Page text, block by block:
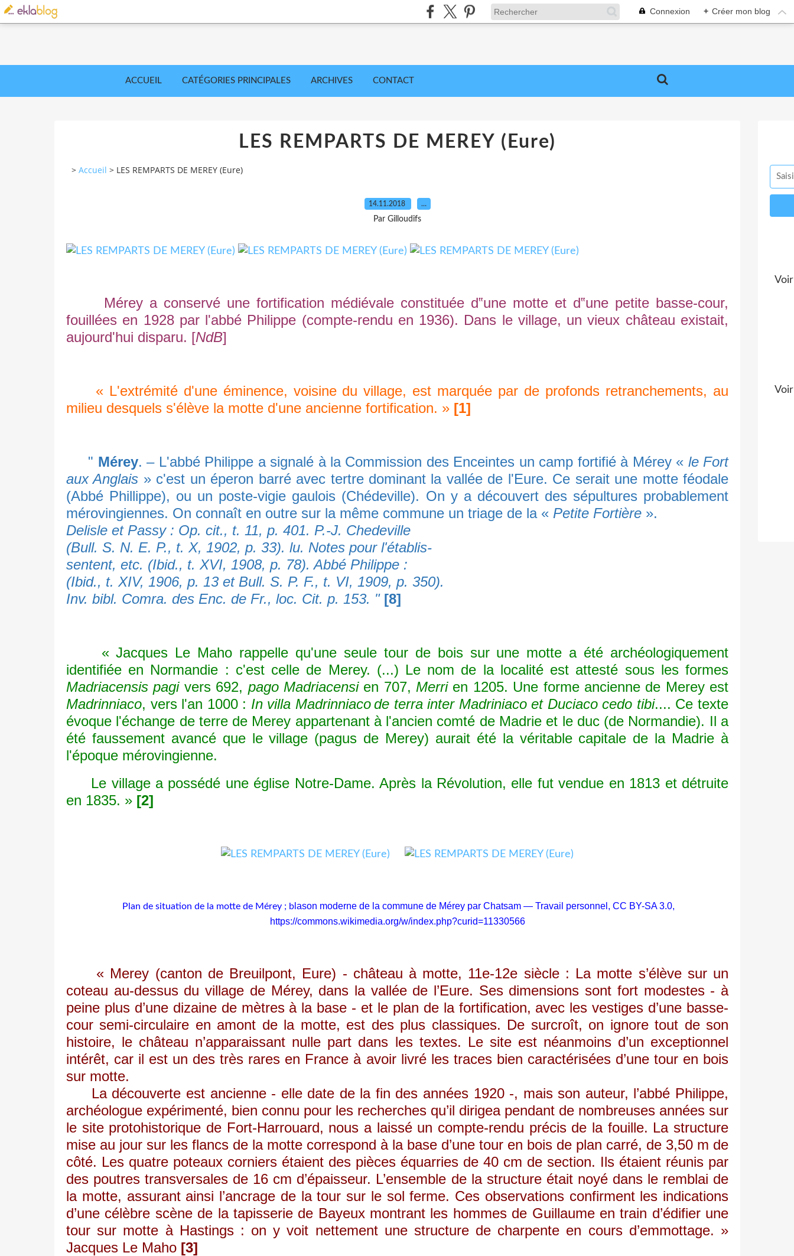
Connexion + Créer mon blog
ACCUEIL CATÉGORIES PRINCIPALES ARCHIVES CONTACT
LES REMPARTS DE MEREY (Eure)
> Accueil > LES REMPARTS DE MEREY (Eure)
14.11.2018 …
Par Gilloudifs
Mérey a conservé une fortification médiévale constituée d‟une motte et d‟une petite basse-cour,
fouillées en 1928 par l'abbé Philippe (compte-rendu en 1936). Dans le village, un vieux château existait,
aujourd'hui disparu. [NdB]
« L'extrémité d'une éminence, voisine du village, est marquée par de profonds retranchements, au
milieu desquels s'élève la motte d'une ancienne fortification. » [1]
" Mérey. – L'abbé Philippe a signalé à la Commission des Enceintes un camp fortifié à Mérey « le Fort
aux Anglais » c'est un éperon barré avec tertre dominant la vallée de l'Eure. Ce serait une motte féodale
(Abbé Phillippe), ou un poste-vigie gaulois (Chédeville). On y a découvert des sépultures probablement
mérovingiennes. On connaît en outre sur la même commune un triage de la « Petite Fortière ».
Delisle et Passy : Op. cit., t. 11, p. 401. P.-J. Chedeville
(Bull. S. N. E. P., t. X, 1902, p. 33). lu. Notes pour l'établis-
sentent, etc. (Ibid., t. XVI, 1908, p. 78). Abbé Philippe :
(Ibid., t. XIV, 1906, p. 13 et Bull. S. P. F., t. VI, 1909, p. 350).
Inv. bibl. Comra. des Enc. de Fr., loc. Cit. p. 153. " [8]
« Jacques Le Maho rappelle qu'une seule tour de bois sur une motte a été archéologiquement
identifiée en Normandie : c'est celle de Merey. (...) Le nom de la localité est attesté sous les formes
Madriacensis pagi vers 692, pago Madriacensi en 707, Merri en 1205. Une forme ancienne de Merey est
Madrinniaco, vers l'an 1000 : In villa Madrinniaco de terra inter Madriniaco et Duciaco cedo tibi.... Ce texte
évoque l'échange de terre de Merey appartenant à l'ancien comté de Madrie et le duc (de Normandie). Il a
été faussement avancé que le village (pagus de Merey) aurait été la véritable capitale de la Madrie à
l'époque mérovingienne.
Le village a possédé une église Notre-Dame. Après la Révolution, elle fut vendue en 1813 et détruite
en 1835. » [2]
Plan de situation de la motte de Mérey ; b lason moderne de la commune de Mérey par Chatsam — Travail personnel, CC BY-SA 3.0,
https://commons.wikimedia.org/w/index.php?curid=11330566
« Merey (canton de Breuilpont, Eure) - château à motte, 11e-12e siècle : La motte s’élève sur un
coteau au-dessus du village de Mérey, dans la vallée de l’Eure. Ses dimensions sont fort modestes - à
peine plus d’une dizaine de mètres à la base - et le plan de la fortification, avec les vestiges d’une basse-
cour semi-circulaire en amont de la motte, est des plus classiques. De surcroît, on ignore tout de son
histoire, le château n’apparaissant nulle part dans les textes. Le site est néanmoins d’un exceptionnel
intérêt, car il est un des très rares en France à avoir livré les traces bien caractérisées d’une tour en bois
sur motte.
La découverte est ancienne - elle date de la fin des années 1920 -, mais son auteur, l’abbé Philippe,
archéologue expérimenté, bien connu pour les recherches qu’il dirigea pendant de nombreuses années sur
le site protohistorique de Fort-Harrouard, nous a laissé un compte-rendu précis de la fouille. La structure
mise au jour sur les flancs de la motte correspond à la base d’une tour en bois de plan carré, de 3,50 m de
côté. Les quatre poteaux corniers étaient des pièces équarries de 40 cm de section. Ils étaient réunis par
des poutres transversales de 16 cm d’épaisseur. L’ensemble de la structure était noyé dans le remblai de
la motte, assurant ainsi l’ancrage de la tour sur le sol ferme. Ces observations confirment les indications
d’une célèbre scène de la tapisserie de Bayeux montrant les hommes de Guillaume en train d’édifier une
tour sur motte à Hastings : on y voit nettement une structure de charpente en cours d’emmottage. »
Jacques Le Maho [3]